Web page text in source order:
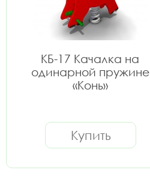
КБ-17 Качалка на
одинарной пружине
«Конь»
Купить